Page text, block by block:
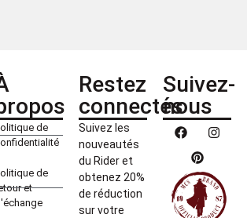
de
de
et
Restez
connectés
Suivez les
nouveautés
du Rider et
obtenez 20%
de réduction
sur votre
Suivez-
nous